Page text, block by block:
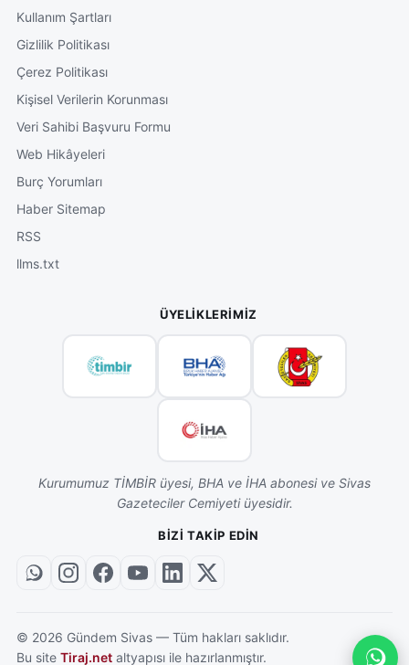
Kullanım Şartları
Gizlilik Politikası
Çerez Politikası
Kişisel Verilerin Korunması
Veri Sahibi Başvuru Formu
Web Hikâyeleri
Burç Yorumları
Haber Sitemap
RSS
llms.txt
ÜYELIKLERIMIZ
Kurumumuz TİMBİR üyesi, BHA ve İHA abonesi ve Sivas
Gazeteciler Cemiyeti üyesidir.
BIZI TAKIP EDIN
© 2026 Gündem Sivas — Tüm hakları saklıdır.
Bu site Tiraj.net altyapısı ile hazırlanmıştır.